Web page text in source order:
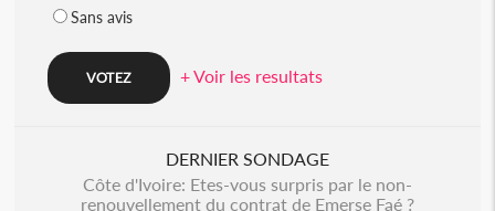
Sans avis
+ Voir les resultats
DERNIER SONDAGE
Côte d'Ivoire: Etes-vous surpris par le non-
renouvellement du contrat de Emerse Faé ?